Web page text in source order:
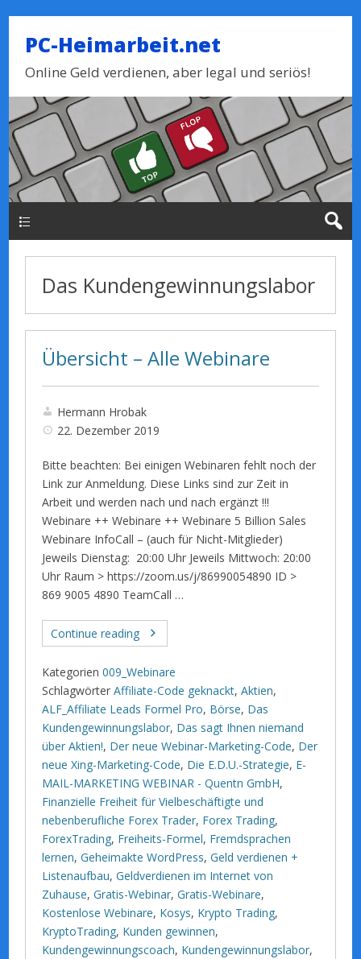
PC-Heimarbeit.net
Online Geld verdienen, aber legal und seriös!
Das Kundengewinnungslabor
Übersicht – Alle Webinare
Hermann Hrobak
22. Dezember 2019
Bitte beachten: Bei einigen Webinaren fehlt noch der
Link zur Anmeldung. Diese Links sind zur Zeit in
Arbeit und werden nach und nach ergänzt !!!
Webinare ++ Webinare ++ Webinare 5 Billion Sales
Webinare InfoCall – (auch für Nicht-Mitglieder)
Jeweils Dienstag: 20:00 Uhr Jeweils Mittwoch: 20:00
Uhr Raum > https://zoom.us/j/86990054890 ID >
869 9005 4890 TeamCall …
Continue reading
Kategorien 009_Webinare
Schlagwörter Affiliate-Code geknackt,Aktien,
ALF_Affiliate Leads Formel Pro, Börse, Das
Kundengewinnungslabor, Das sagt Ihnen niemand
über Aktien!, Der neue Webinar-Marketing-Code, Der
neue Xing-Marketing-Code, Die E.D.U.-Strategie, E-
MAIL-MARKETING WEBINAR - Quentn GmbH,
Finanzielle Freiheit für Vielbeschäftigte und
nebenberufliche Forex Trader, Forex Trading,
ForexTrading, Freiheits-Formel, Fremdsprachen
lernen,Geheimakte WordPress,Geld verdienen +
Listenaufbau,Geldverdienen im Internet von
Zuhause,Gratis-Webinar,Gratis-Webinare,
Kostenlose Webinare, Kosys, Krypto Trading,
KryptoTrading, Kunden gewinnen,
Kundengewinnungscoach, Kundengewinnungslabor,